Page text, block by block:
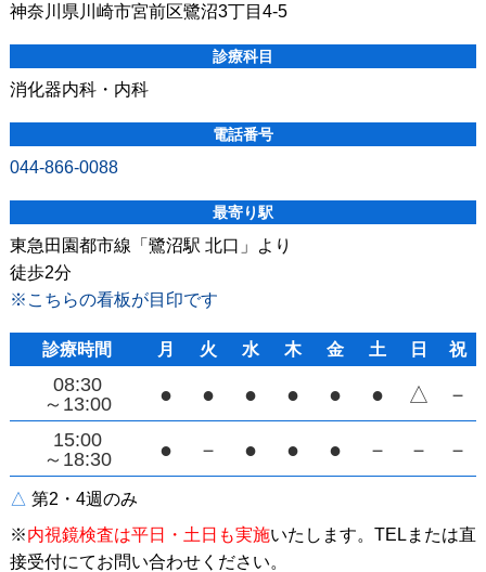
神奈川県川崎市宮前区鷺沼3丁目4-5
診療科目
消化器内科・内科
電話番号
044-866-0088
最寄り駅
東急田園都市線「鷺沼駅 北口」より
徒歩2分
※こちらの看板が目印です
診療時間 月 火 水 木 金 土 日 祝
△ 第2・4週のみ
※内視鏡検査は平日・土日も実施いたします。 TELまたは直
接受付にてお問い合わせください。
08:30
～13:00
● ● ● ● ● ● △ －
15:00
～18:30
● － ● ● ● － － －